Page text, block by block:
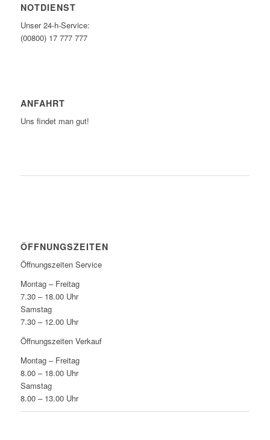
NOTDIENST
Unser 24-h-Service:
(00800) 17 777 777
ANFAHRT
Uns findet man gut!
ÖFFNUNGSZEITEN
Öffnungszeiten Service
Montag – Freitag
7.30 – 18.00 Uhr
Samstag
7.30 – 12.00 Uhr
Öffnungszeiten Verkauf
Montag – Freitag
8.00 – 18.00 Uhr
Samstag
8.00 – 13.00 Uhr